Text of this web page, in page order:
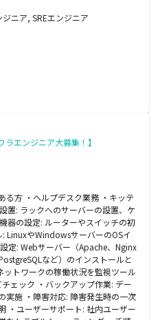
ニア, SREエンジニア
ラエンジニア大募集！】
る方 ・ヘルプデスク業務 ・キッテ
置: ラックへのサーバーの設置、ケ
器の設定: ルーターやスイッチの初
LinuxやWindowsサーバーのOSイ
定: Webサーバー（Apache、Nginx
など）のインストールと
トワークの稼働状況を監視ツール
ェック ・バックアップ作業: デー
実施 ・障害対応: 障害発生時の一次
・ユーザーサポート: 社内ユーザー